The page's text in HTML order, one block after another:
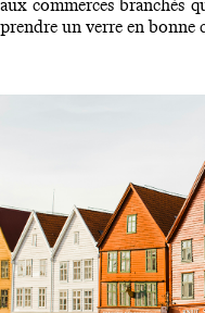
aux commerces branchés
prendre un verre en bonne